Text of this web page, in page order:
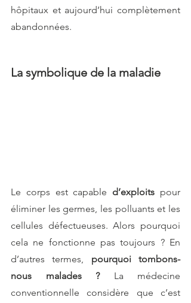
hôpitaux et aujourd’hui complètement
abandonnées.
La symbolique de la maladie
Le corps est capable d’exploits pour
éliminer les germes, les polluants et les
cellules défectueuses. Alors pourquoi
cela ne fonctionne pas toujours ? En
d’autres termes, pourquoi tombons-
nous malades ? La médecine
conventionnelle considère que c’est